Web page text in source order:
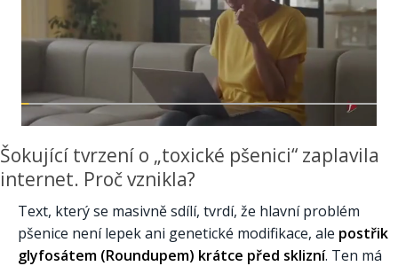
Šokující tvrzení o „toxické pšenici“ zaplavila
internet. Proč vznikla?
Text, který se masivně sdílí, tvrdí, že hlavní problém
pšenice není lepek ani genetické modifikace, ale postřik
glyfosátem (Roundupem) krátce před sklizní. Ten má